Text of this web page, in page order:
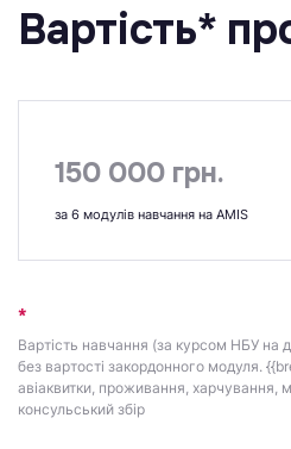
Вартість*
150 000 грн.
за 6 модулів навчання на AMIS
Вартість навчання (за курсом НБУ на
без вартості закордонного модуля.
авіаквитки, проживання, харчування,
консульський збір